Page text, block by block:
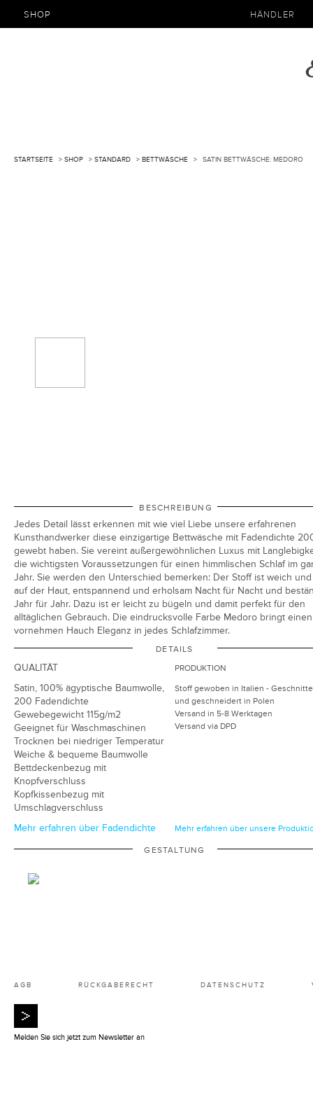
SHOP HÄNDLER
STARTSEITE > SHOP > STANDARD > BETTWÄSCHE > SATIN BETTWÄSCHE: MEDORO
BESCHREIBUNG
Jedes Detail lässt erkennen mit wie viel Liebe unsere erfahrenen
Kunsthandwerker diese einzigartige Bettwäsche mit Fadendichte
gewebt haben. Sie vereint außergewöhnlichen Luxus mit
die wichtigsten Voraussetzungen für einen himmlischen Schlaf im
Jahr. Sie werden den Unterschied bemerken: Der Stoff ist weich
auf der Haut, entspannend und erholsam Nacht für Nacht und
Jahr für Jahr. Dazu ist er leicht zu bügeln und damit perfekt für den
alltäglichen Gebrauch. Die eindrucksvolle Farbe Medoro bringt einen
vornehmen Hauch Eleganz in jedes Schlafzimmer.
DETAILS
QUALITÄT PRODUKTION
Satin, 100% ägyptische Baumwolle,
200 Fadendichte
Gewebegewicht 115g/m2
Geeignet für Waschmaschinen
Trocknen bei niedriger Temperatur
Weiche & bequeme Baumwolle
Bettdeckenbezug mit
Knopfverschluss
Kopfkissenbezug mit
Umschlagverschluss
Stoff gewoben in Italien -
und geschneidert in Polen
Versand in 5-8 Werktagen
Versand via DPD
Mehr erfahren über Fadendichte Mehr erfahren über unsere
GESTALTUNG
AGB RÜCKGABERECHT DATENSCHUTZ
Melden Sie sich jetzt zum Newsletter an